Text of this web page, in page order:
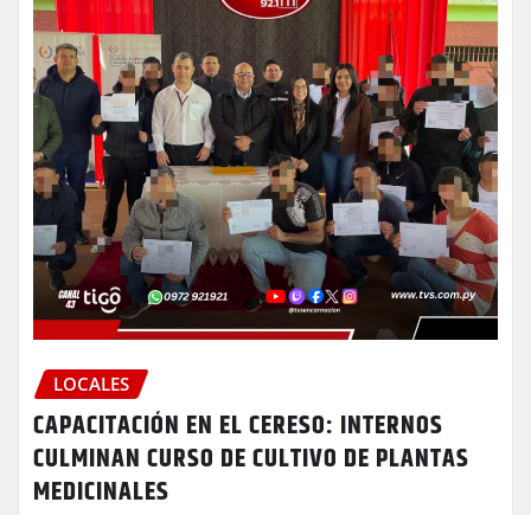
LOCALES
CAPACITACIÓN EN EL CERESO: INTERNOS
CULMINAN CURSO DE CULTIVO DE PLANTAS
MEDICINALES